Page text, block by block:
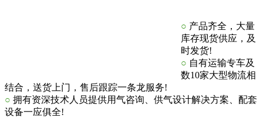
○ 产品齐全，大量
库存现货供应，及
时发货!
○ 自有运输专车及
数10家大型物流相
结合，送货上门，售后跟踪一条龙服务!
○ 拥有资深技术人员提供用气咨询、供气设计解决方案、配套
设备一应俱全!